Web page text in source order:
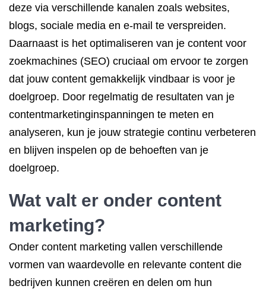
deze via verschillende kanalen zoals websites,
blogs, sociale media en e-mail te verspreiden.
Daarnaast is het optimaliseren van je content voor
zoekmachines (SEO) cruciaal om ervoor te zorgen
dat jouw content gemakkelijk vindbaar is voor je
doelgroep. Door regelmatig de resultaten van je
contentmarketinginspanningen te meten en
analyseren, kun je jouw strategie continu verbeteren
en blijven inspelen op de behoeften van je
doelgroep.
Wat valt er onder content
marketing?
Onder content marketing vallen verschillende
vormen van waardevolle en relevante content die
bedrijven kunnen creëren en delen om hun